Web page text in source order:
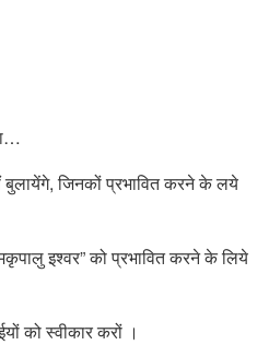
बुलायेंगे, जिनकों प्रभावित करने के लये
इश्वर” को प्रभावित करने के लिये
को स्वीकार करों ।